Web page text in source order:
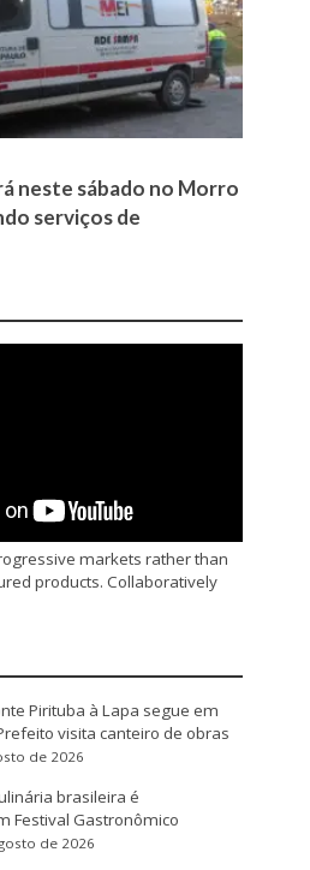
neste sábado no Morro
serviços de
markets rather than
products. Collaboratively
Pirituba à Lapa segue em
visita canteiro de obras
de 2026
brasileira é
Festival Gastronômico
de 2026